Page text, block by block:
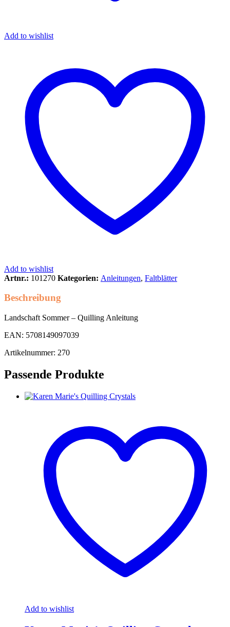
Add to wishlist
Add to wishlist
Artnr.: 101270 Kategorien: Anleitungen, Faltblätter
Beschreibung
Landschaft Sommer – Quilling Anleitung
EAN: 5708149097039
Artikelnummer: 270
Passende Produkte
Add to wishlist